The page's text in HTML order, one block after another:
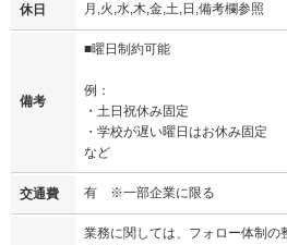
休日 月,火,水,木,金,土,日,備考欄参照
備考
■曜日制約可能
例：
・土日祝休み固定
・学校が遅い曜日はお休み固定
など
交通費 有 ※一部企業に限る
業務に関しては、フォロー体制の